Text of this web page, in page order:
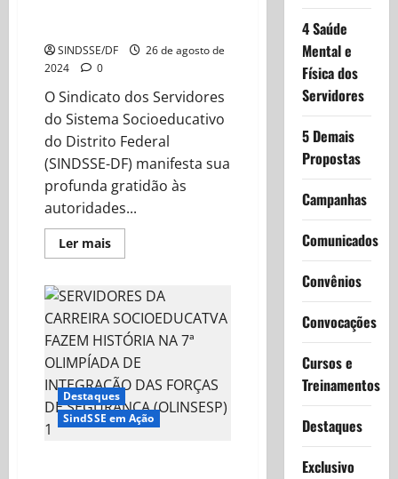
SINDSSE/DF
26 de agosto de
2024
0
O Sindicato dos Servidores
do Sistema Socioeducativo
do Distrito Federal
(SINDSSE-DF) manifesta sua
profunda gratidão às
autoridades...
Ler maisRead
more
DF
expressa
gratidão
por
conquistas
significativas
em
prol
da
reestruturação
da
carreira!
Destaques
SindSSE em Ação
4 Saúde
Mental e
Física dos
Servidores
5 Demais
Propostas
Campanhas
Comunicados
Convênios
Convocações
Cursos e
Treinamentos
Destaques
Exclusivo